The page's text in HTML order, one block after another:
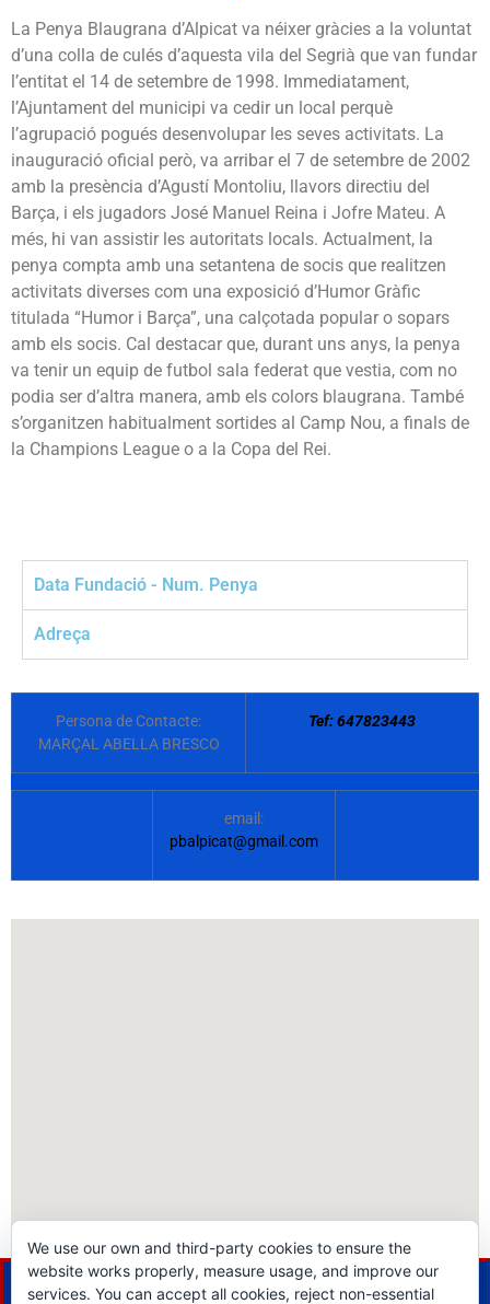
La Penya Blaugrana d’Alpicat va néixer gràcies a la voluntat
d’una colla de culés d’aquesta vila del Segrià que van fundar
l’entitat el 14 de setembre de 1998. Immediatament,
l’Ajuntament del municipi va cedir un local perquè
l’agrupació pogués desenvolupar les seves activitats. La
inauguració oficial però, va arribar el 7 de setembre de 2002
amb la presència d’Agustí Montoliu, llavors directiu del
Barça, i els jugadors José Manuel Reina i Jofre Mateu. A
més, hi van assistir les autoritats locals. Actualment, la
penya compta amb una setantena de socis que realitzen
activitats diverses com una exposició d’Humor Gràfic
titulada “Humor i Barça”, una calçotada popular o sopars
amb els socis. Cal destacar que, durant uns anys, la penya
va tenir un equip de futbol sala federat que vestia, com no
podia ser d’altra manera, amb els colors blaugrana. També
s’organitzen habitualment sortides al Camp Nou, a finals de
la Champions League o a la Copa del Rei.
Data Fundació - Num. Penya
Adreça
Persona de Contacte:
MARÇAL ABELLA BRESCO
Tef: 647823443
email:
pbalpicat@gmail.com
We use our own and third-party cookies to ensure the
website works properly, measure usage, and improve our
services. You can accept all cookies, reject non-essential